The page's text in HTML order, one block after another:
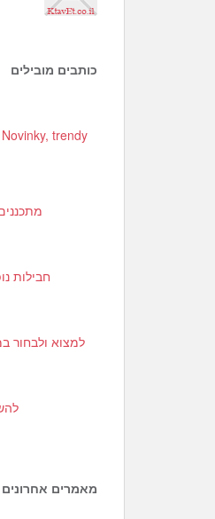
כותבים מובילים
trendy
חבילות
למצוא ולבחור
מאמרים